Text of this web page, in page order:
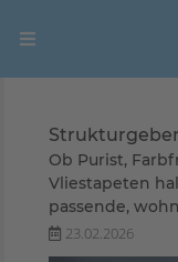
Ob Purist,
Vliestapeten
passende,
23.02.2026